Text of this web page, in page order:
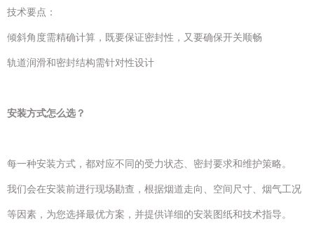
技术要点：
倾斜角度需精确计算，既要保证密封性，又要确保开关顺畅
轨道润滑和密封结构需针对性设计
安装方式怎么选？
每一种安装方式，都对应不同的受力状态、密封要求和维护策略。
我们会在安装前进行现场勘查，根据烟道走向、空间尺寸、烟气工况
等因素，为您选择最优方案，并提供详细的安装图纸和技术指导。